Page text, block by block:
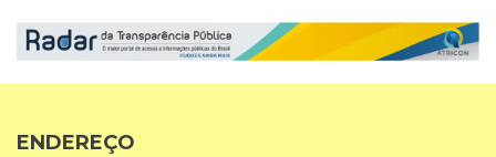
ENDEREÇO